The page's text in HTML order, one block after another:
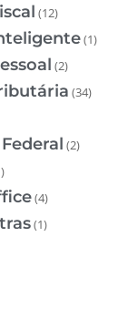
(12)
(1)
(2)
(34)
(2)
(4)
(1)